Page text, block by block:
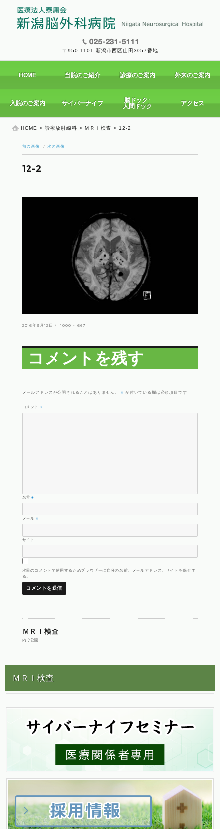
〒950-1101 新潟市西区山田3057番地
HOME 当院のご紹介 診療のご案内 外来のご案内
入院のご案内 サイバーナイフ
脳ドック･
人間ドック
アクセス
HOME > 診療放射線科 > ＭＲＩ検査 > 12-2
前の画像 次の画像
12-2
投
2016年9月12日
フ
1000 × 667
コメントを残す
メールアドレスが公開されることはありません。 ※ が付いている欄は必須項目です
コメント ※
名前※
メール※
サイト
次回のコメントで使用するためブラウザーに自分の名前、メールアドレス、サイトを保存す
る。
投
稿
ナ
ビ
ー
シ
ＭＲＩ検査
内で公開
ＭＲＩ検査